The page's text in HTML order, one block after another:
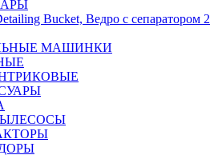
Bucket, Ведро с сепаратором
МАШИНКИ